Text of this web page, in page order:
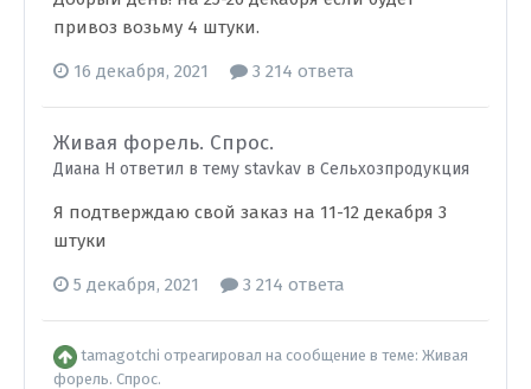
привоз возьму 4 штуки.
16 декабря, 2021 3 214 ответа
Живая форель. Спрос.
Диана Н ответил в тему stavkav в Сельхозпродукция
Я подтверждаю свой заказ на 11-12 декабря 3
штуки
5 декабря, 2021 3 214 ответа
tamagotchi отреагировал на сообщение в теме: Живая
форель. Спрос.